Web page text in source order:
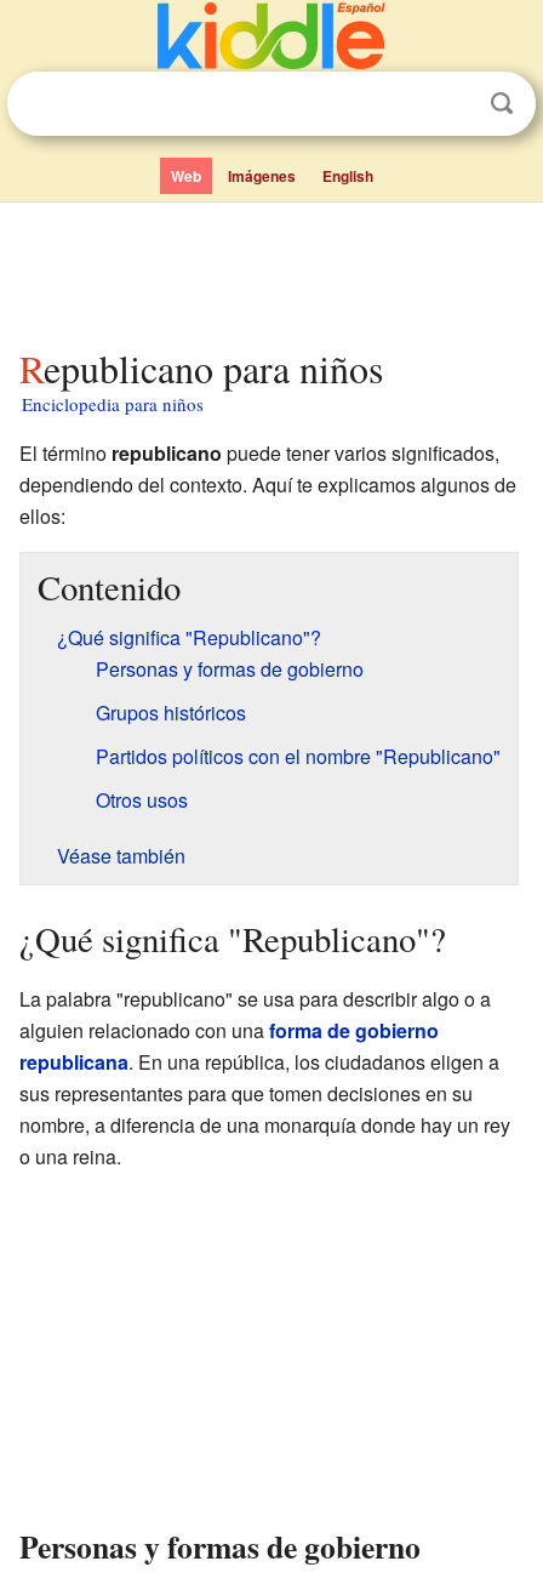
Web Imágenes English
Republicano para niños
Enciclopedia para niños
El término republicano puede tener varios significados,
dependiendo del contexto. Aquí te explicamos algunos de
ellos:
Contenido
¿Qué significa "Republicano"?
Personas y formas de gobierno
Grupos históricos
Partidos políticos con el nombre "Republicano"
Otros usos
Véase también
¿Qué significa "Republicano"?
La palabra "republicano" se usa para describir algo o a
alguien relacionado con unaforma de gobierno
republicana. En una república, los ciudadanos eligen a
sus representantes para que tomen decisiones en su
nombre, a diferencia de una monarquía donde hay un rey
o una reina.
Personas y formas de gobierno